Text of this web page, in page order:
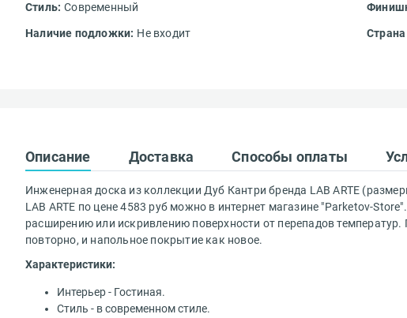
Стиль: Современный
Наличие подложки: Не входит
Описание Доставка Способы оплаты
Инженерная доска из коллекции Дуб Кантри бренда LAB ARTE
LAB ARTE по цене 4583 руб можно в интернет магазине "Parketov-
расширению или искривлению поверхности от перепадов
повторно, и напольное покрытие как новое.
Характеристики:
Интерьер - Гостиная.
Стиль - в современном стиле.
Ваше имя*